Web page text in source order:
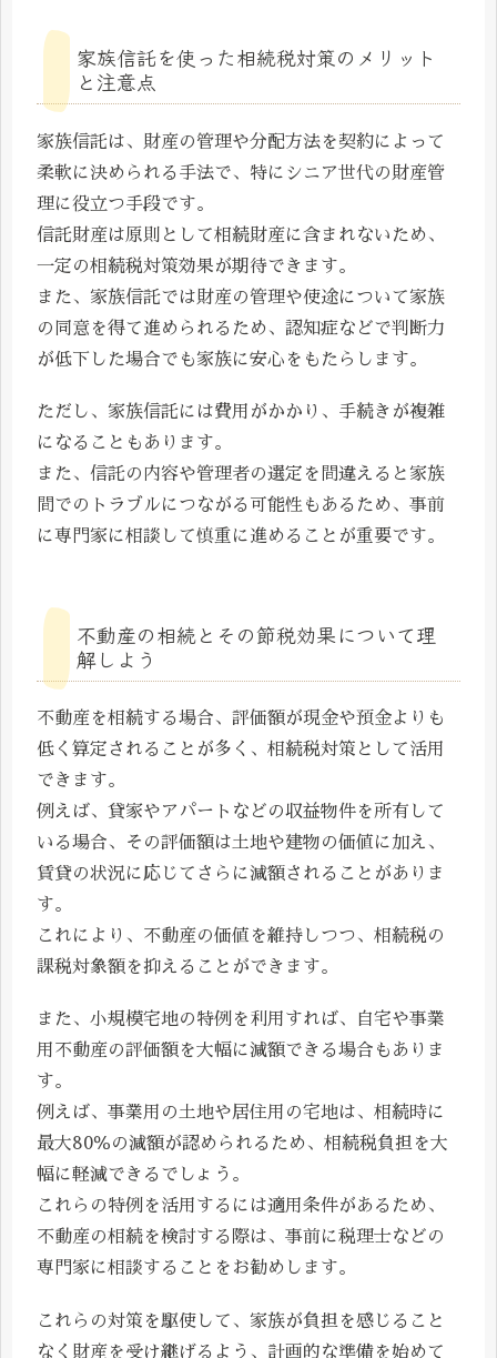
家族信託を使った相続税対策のメリット
と注意点
家族信託は、財産の管理や分配方法を契約によって
柔軟に決められる手法で、特にシニア世代の財産管
理に役立つ手段です。
信託財産は原則として相続財産に含まれないため、
一定の相続税対策効果が期待できます。
また、家族信託では財産の管理や使途について家族
の同意を得て進められるため、認知症などで判断力
が低下した場合でも家族に安心をもたらします。
ただし、家族信託には費用がかかり、手続きが複雑
になることもあります。
また、信託の内容や管理者の選定を間違えると家族
間でのトラブルにつながる可能性もあるため、事前
に専門家に相談して慎重に進めることが重要です。
不動産の相続とその節税効果について理
解しよう
不動産を相続する場合、評価額が現金や預金よりも
低く算定されることが多く、相続税対策として活用
できます。
例えば、貸家やアパートなどの収益物件を所有して
いる場合、その評価額は土地や建物の価値に加え、
賃貸の状況に応じてさらに減額されることがありま
す。
これにより、不動産の価値を維持しつつ、相続税の
課税対象額を抑えることができます。
また、小規模宅地の特例を利用すれば、自宅や事業
用不動産の評価額を大幅に減額できる場合もありま
す。
例えば、事業用の土地や居住用の宅地は、相続時に
最大80％の減額が認められるため、相続税負担を大
幅に軽減できるでしょう。
これらの特例を活用するには適用条件があるため、
不動産の相続を検討する際は、事前に税理士などの
専門家に相談することをお勧めします。
これらの対策を駆使して、家族が負担を感じること
なく財産を受け継げるよう、計画的な準備を始めて